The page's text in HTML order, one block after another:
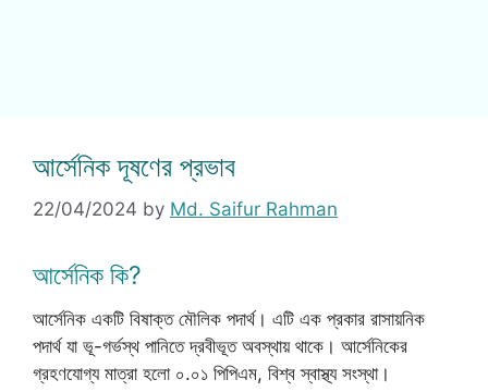
আর্সেনিক দূষণের প্রভাব
22/04/2024 by Md. Saifur Rahman
আর্সেনিক কি?
আর্সেনিক একটি বিষাক্ত মৌলিক পদার্থ। এটি এক প্রকার রাসায়নিক
পদার্থ যা ভূ-গর্ভস্থ পানিতে দ্রবীভূত অবস্থায় থাকে। আর্সেনিকের
গ্রহণযোগ্য মাত্রা হলো ০.০১ পিপিএম, বিশ্ব স্বাস্থ্য সংস্থা।